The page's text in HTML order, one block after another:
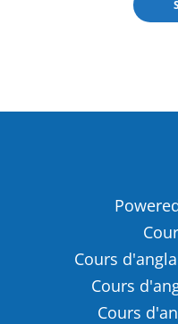
Cours
Cours
Cours